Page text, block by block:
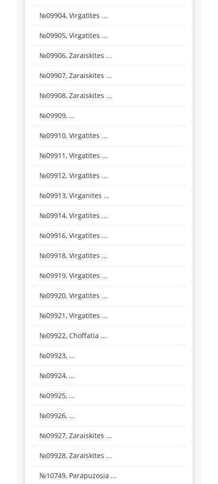
№09904, Virgatites ...
№09905, Virgatites ...
№09906, Zaraiskites ...
№09907, Zaraiskites ...
№09908, Zaraiskites ...
№09909, ...
№09910, Virgatites ...
№09911, Virgatites ...
№09912, Virgatites ...
№09913, Virganites ...
№09914, Virgatites ...
№09916, Virgatites ...
№09918, Virgatites ...
№09919, Virgatites ...
№09920, Virgatites ...
№09921, Virgatites ...
№09922, Choffatia ...
№09923, ...
№09924, ...
№09925, ...
№09926, ...
№09927, Zaraiskites ...
№09928, Zaraiskites ...
№10749, Parapuzosia ...